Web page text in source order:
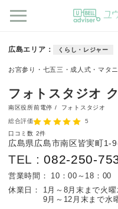
広島エリア くらし・レジャー
お宮参り・七五三・成人式・マタ
フォトスタジオ
南区役所前電停 / フォトスタジオ
総合評価
5
口コミ数 2件
広島県広島市南区皆実町1-
TEL :082-250-
営業時間：
10：00～18：00
休業日：
1月～8月末まで火曜
9月～12月末まで水